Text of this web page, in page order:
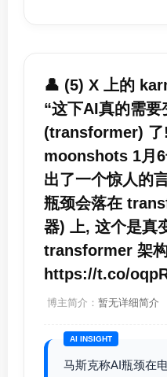
👤 (5) X 上的
“这下AI真的需要
(transformer) 了
moonshots 1月
出了一个惊人的
瓶颈会落在
器) 上, 这个是真
transformer 架
https://t.co/
博主简介： 暂无详细简介
AI INSIGHT
马斯克称AI瓶颈在